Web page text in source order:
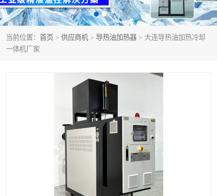
当前位置： 首页 > 供应商机 > 导热油加热器 > 大连导热油加热冷却
一体机厂家